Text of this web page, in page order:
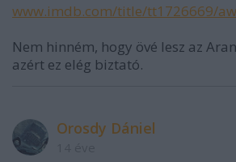
www.imdb.com/title/tt1726669/
Nem hinném, hogy övé lesz az
azért ez elég biztató.
Orosdy Dániel